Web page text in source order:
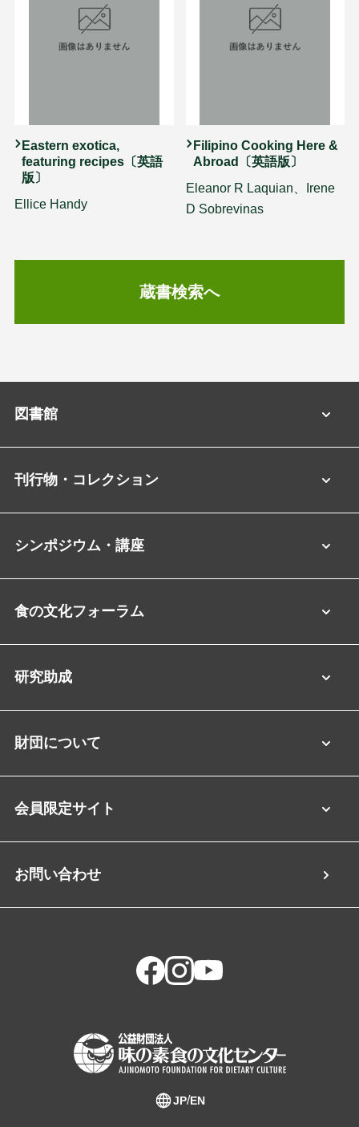
Eastern exotica,
featuring recipes〔英語
版〕
Ellice Handy
Filipino Cooking Here &
Abroad〔英語版〕
Eleanor R Laquian、Irene
D Sobrevinas
蔵書検索へ
図書館
刊行物・コレクション
シンポジウム・講座
食の文化フォーラム
研究助成
財団について
会員限定サイト
お問い合わせ
JP EN